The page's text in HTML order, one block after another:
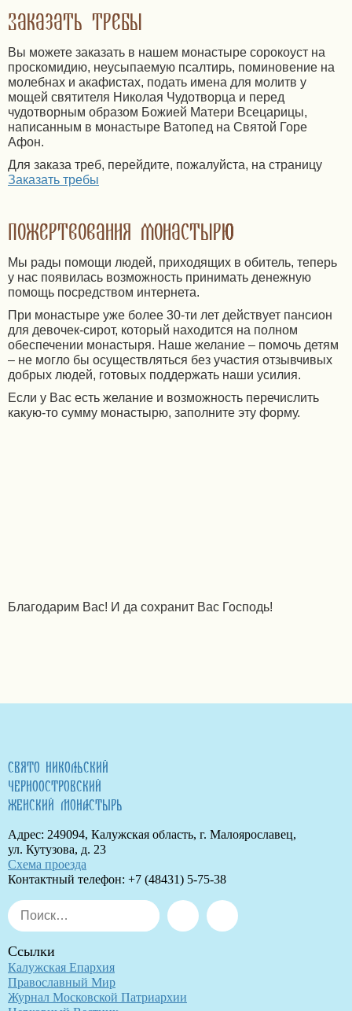
Заказать требы
Вы можете заказать в нашем монастыре сорокоуст на
проскомидию, неусыпаемую псалтирь, поминовение на
молебнах и акафистах, подать имена для молитв у
мощей святителя Николая Чудотворца и перед
чудотворным образом Божией Матери Всецарицы,
написанным в монастыре Ватопед на Святой Горе
Афон.
Для заказа треб, перейдите, пожалуйста, на страницу
Заказать требы
Пожертвования монастырю
Мы рады помощи людей, приходящих в обитель, теперь
у нас появилась возможность принимать денежную
помощь посредством интернета.
При монастыре уже более 30-ти лет действует пансион
для девочек-сирот, который находится на полном
обеспечении монастыря. Наше желание – помочь детям
– не могло бы осуществляться без участия отзывчивых
добрых людей, готовых поддержать наши усилия.
Если у Вас есть желание и возможность перечислить
какую-то сумму монастырю, заполните эту форму.
Благодарим Вас! И да сохранит Вас Господь!
СВЯТО-НИКОЛЬСКИЙ
ЧЕРНООСТРОВСКИЙ
ЖЕНСКИЙ МОНАСТЫРЬ
Адрес: 249094, Калужская область, г. Малоярославец,
ул. Кутузова, д. 23
Схема проезда
Контактный телефон: +7 (48431) 5-75-38
Искать:
Поиск
Ссылки
Калужская Епархия
Православный Мир
Журнал Московской Патриархии